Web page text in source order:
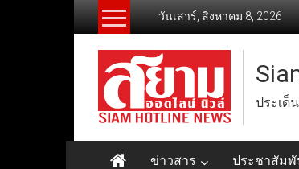
วันเสาร์, สิงหาคม 8, 2026
ประเด็
ข่าวสาร ประชาสัม